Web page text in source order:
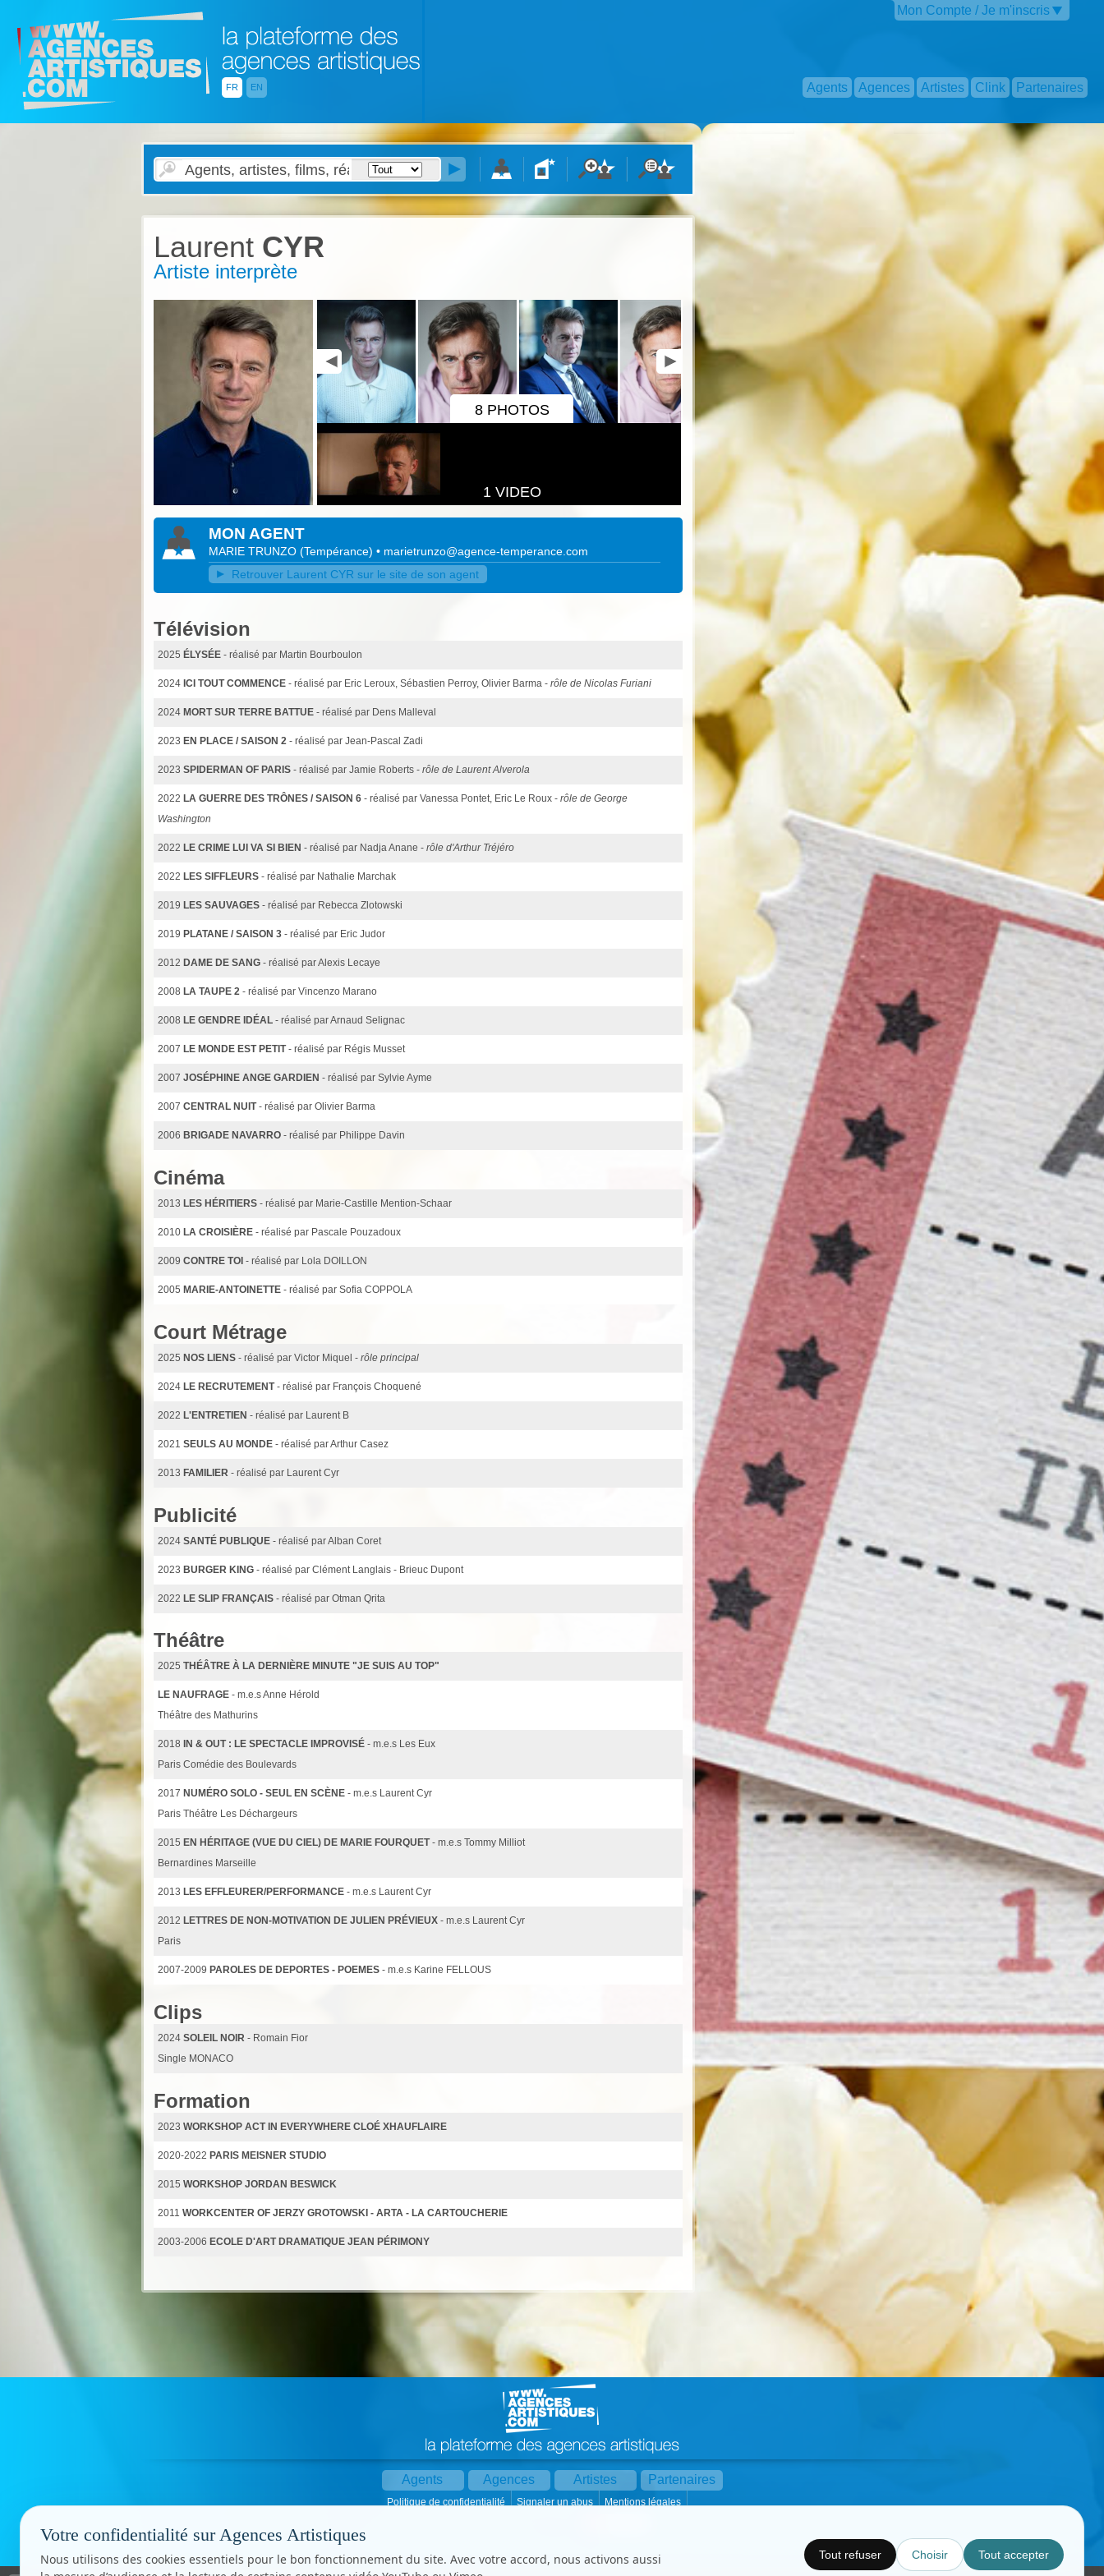
FR EN
Mon Compte / Je m'inscris
Agents Agences Artistes Clink Partenaires
Laurent CYR
Artiste interprète
8 PHOTOS
1 VIDEO
MON AGENT
MARIE TRUNZO (Tempérance) • marietrunzo@agence-temperance.com
Retrouver Laurent CYR sur le site de son agent
Télévision
2025 ÉLYSÉE - réalisé par Martin Bourboulon
2024 ICI TOUT COMMENCE - réalisé par Eric Leroux, Sébastien Perroy, Olivier Barma - rôle de Nicolas Furiani
2024 MORT SUR TERRE BATTUE - réalisé par Dens Malleval
2023 EN PLACE / SAISON 2 - réalisé par Jean-Pascal Zadi
2023 SPIDERMAN OF PARIS - réalisé par Jamie Roberts - rôle de Laurent Alverola
2022 LA GUERRE DES TRÔNES / SAISON 6 - réalisé par Vanessa Pontet, Eric Le Roux - rôle de George
Washington
2022 LE CRIME LUI VA SI BIEN - réalisé par Nadja Anane - rôle d'Arthur Tréjéro
2022 LES SIFFLEURS - réalisé par Nathalie Marchak
2019 LES SAUVAGES - réalisé par Rebecca Zlotowski
2019 PLATANE / SAISON 3 - réalisé par Eric Judor
2012 DAME DE SANG - réalisé par Alexis Lecaye
2008 LA TAUPE 2 - réalisé par Vincenzo Marano
2008 LE GENDRE IDÉAL - réalisé par Arnaud Selignac
2007 LE MONDE EST PETIT - réalisé par Régis Musset
2007 JOSÉPHINE ANGE GARDIEN - réalisé par Sylvie Ayme
2007 CENTRAL NUIT - réalisé par Olivier Barma
2006 BRIGADE NAVARRO - réalisé par Philippe Davin
Cinéma
2013 LES HÉRITIERS - réalisé par Marie-Castille Mention-Schaar
2010 LA CROISIÈRE - réalisé par Pascale Pouzadoux
2009 CONTRE TOI - réalisé par Lola DOILLON
2005 MARIE-ANTOINETTE - réalisé par Sofia COPPOLA
Court Métrage
2025 NOS LIENS - réalisé par Victor Miquel - rôle principal
2024 LE RECRUTEMENT - réalisé par François Choquené
2022 L'ENTRETIEN - réalisé par Laurent B
2021 SEULS AU MONDE - réalisé par Arthur Casez
2013 FAMILIER - réalisé par Laurent Cyr
Publicité
2024 SANTÉ PUBLIQUE - réalisé par Alban Coret
2023 BURGER KING - réalisé par Clément Langlais - Brieuc Dupont
2022 LE SLIP FRANÇAIS - réalisé par Otman Qrita
Théâtre
2025 THÉÂTRE À LA DERNIÈRE MINUTE "JE SUIS AU TOP"
LE NAUFRAGE - m.e.s Anne Hérold
Théâtre des Mathurins
2018 IN & OUT : LE SPECTACLE IMPROVISÉ - m.e.s Les Eux
Paris Comédie des Boulevards
2017 NUMÉRO SOLO - SEUL EN SCÈNE - m.e.s Laurent Cyr
Paris Théâtre Les Déchargeurs
2015 EN HÉRITAGE (VUE DU CIEL) DE MARIE FOURQUET - m.e.s Tommy Milliot
Bernardines Marseille
2013 LES EFFLEURER/PERFORMANCE - m.e.s Laurent Cyr
2012 LETTRES DE NON-MOTIVATION DE JULIEN PRÉVIEUX - m.e.s Laurent Cyr
Paris
2007-2009 PAROLES DE DEPORTES - POEMES - m.e.s Karine FELLOUS
Clips
2024 SOLEIL NOIR - Romain Fior
Single MONACO
Formation
2023 WORKSHOP ACT IN EVERYWHERE CLOÉ XHAUFLAIRE
2020-2022 PARIS MEISNER STUDIO
2015 WORKSHOP JORDAN BESWICK
2011 WORKCENTER OF JERZY GROTOWSKI - ARTA - LA CARTOUCHERIE
2003-2006 ECOLE D'ART DRAMATIQUE JEAN PÉRIMONY
Agents Agences Artistes Partenaires
Politique de confidentialité Signaler un abus
Mentions légales
Votre confidentialité sur Agences Artistiques
Nous utilisons des cookies essentiels pour le bon fonctionnement du site. Avec votre accord, nous activons aussi
Tout refuser Choisir Tout accepter